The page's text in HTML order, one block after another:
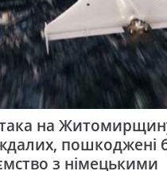
на
пошкоджені
з німецькими